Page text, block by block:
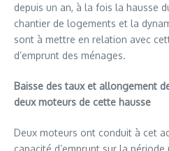
depuis un an, à la fois la hausse
chantier de logements et la
sont à mettre en relation avec
d’emprunt des ménages.
Baisse des taux et allongement
deux moteurs de cette hausse
Deux moteurs ont conduit à cet
capacité d’emprunt sur la période